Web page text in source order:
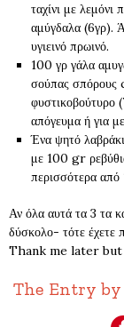
ταχίνι με
αμύγδαλα (6γρ).
υγιεινό πρωινό.
100 γρ γάλα
σούπας σπόρους
φυστικοβούτυρο
απόγευμα ή για
Ένα ψητό
με 100 gr
περισσότερα
Αν όλα αυτά τα 3 τα
δύσκολο- τότε έχετε
Thank me later
The Entry by